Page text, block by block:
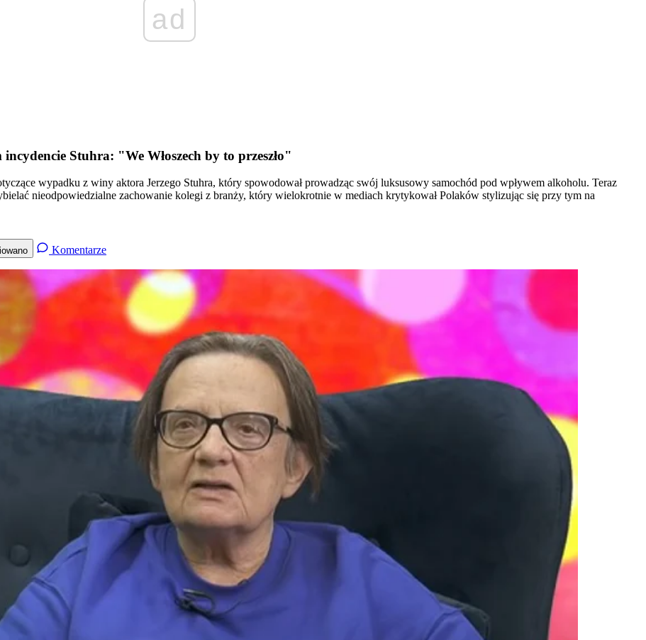
ad
Stuhra: "We Włoszech by to przeszło"
wypadku z winy aktora Jerzego Stuhra, który spowodował prowadząc swój luksusowy samochód pod wpływem alkoholu. Teraz
nieodpowiedzialne zachowanie kolegi z branży, który wielokrotnie w mediach krytykował Polaków stylizując się przy tym na
Komentarze